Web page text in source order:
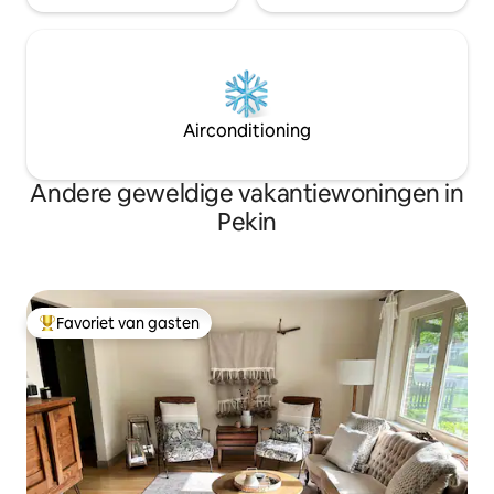
Airconditioning
Andere geweldige vakantiewoningen in
Pekin
Topfavoriet van gasten
Favoriet van gasten